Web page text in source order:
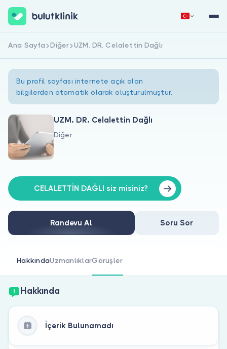
Hakkımızda
Doktorlar için
Doktor musunuz?
Hemen Kaydol Giriş Yap
Ana Sayfa Diğer UZM. DR. Celalettin Dağlı
Bu profil sayfası internete açık olan
bilgilerden otomatik olarak oluşturulmuştur.
UZM. DR. Celalettin Dağlı
Diğer
CELALETTİN DAĞLI siz misiniz?
Randevu Al Soru Sor
HakkındaUzmanlıklarGörüşler
Hakkında
İçerik Bulunamadı